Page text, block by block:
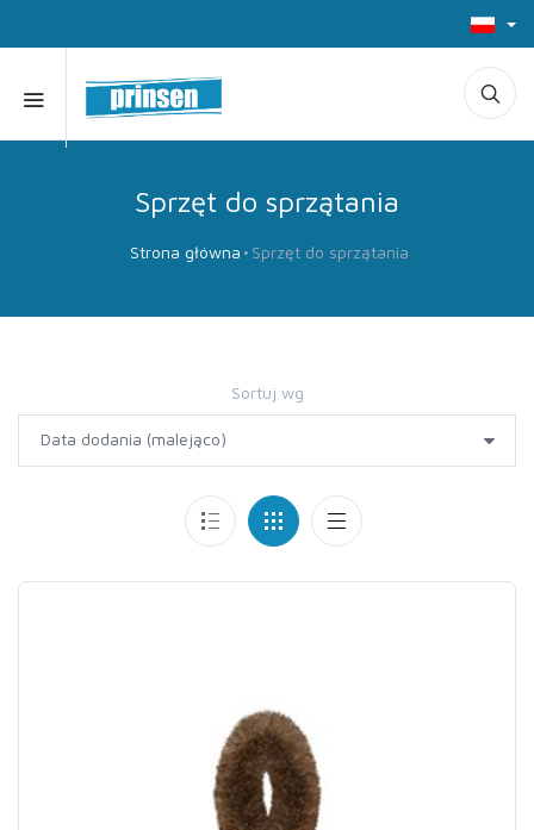
Sprzęt do sprzątania
Strona główna Sprzęt do sprzątania
Sortuj wg